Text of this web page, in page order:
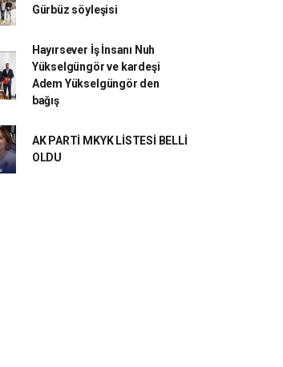
Gürbüz söyleşisi
Hayırsever İş İnsanı Nuh
Yükselgüngör ve kardeşi
Adem Yükselgüngör den
bağış
AK PARTİ MKYK LİSTESİ BELLİ
OLDU